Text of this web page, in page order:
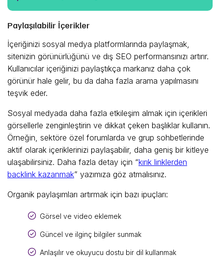
Paylaşılabilir İçerikler
İçeriğinizi sosyal medya platformlarında paylaşmak,
sitenizin görünürlüğünü ve dış SEO performansınızı artırır.
Kullanıcılar içeriğinizi paylaştıkça markanız daha çok
görünür hale gelir, bu da daha fazla arama yapılmasını
teşvik eder.
Sosyal medyada daha fazla etkileşim almak için içerikleri
görsellerle zenginleştirin ve dikkat çeken başlıklar kullanın.
Örneğin, sektöre özel forumlarda ve grup sohbetlerinde
aktif olarak içeriklerinizi paylaşabilir, daha geniş bir kitleye
ulaşabilirsiniz. Daha fazla detay için “kırık linklerden
backlink kazanmak” yazımıza göz atmalısınız.
Organik paylaşımları artırmak için bazı ipuçları:
Görsel ve video eklemek
Güncel ve ilginç bilgiler sunmak
Anlaşılır ve okuyucu dostu bir dil kullanmak